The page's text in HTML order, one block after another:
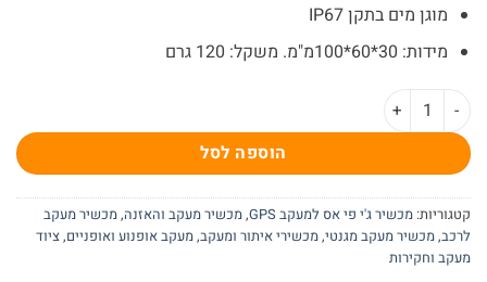
מוגן מים בתקן IP67
מידות: 30*60*100מ"מ. משקל: 120 גרם
כמות של מכשיר מעקב עם האזנה 4G זמן פעולה 45 יום אפליקציה בעברית G32
הוספה לסל
קטגוריות: מכשיר ג'י פי אס למעקב GPS ,מכשיר מעקב והאזנה,מכשיר מעקב
לרכב,מכשיר מעקב מגנטי,מכשירי איתור ומעקב,מעקב אופנוע ואופניים,ציוד
מעקב וחקירות